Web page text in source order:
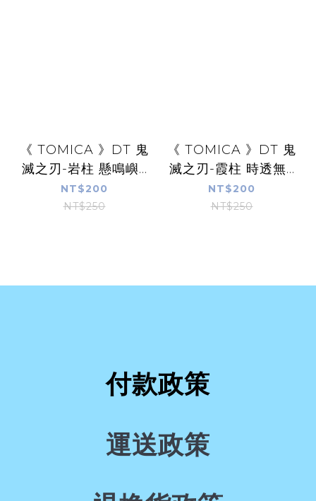
《 TOMICA 》DT 鬼
滅之刃-岩柱 懸鳴嶼...
NT$200
NT$250
《 TOMICA 》DT 鬼
滅之刃-霞柱 時透無...
NT$200
NT$250
付款政策
運送政策